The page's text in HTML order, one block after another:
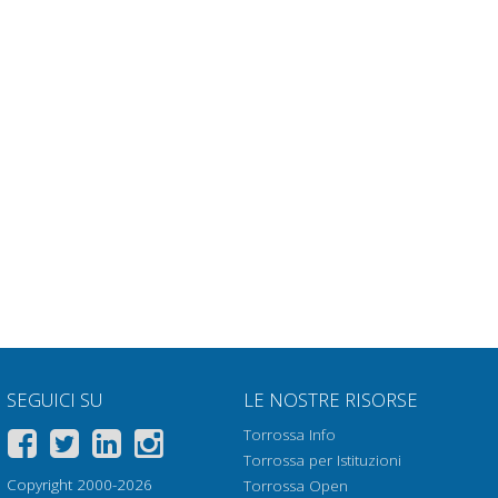
SEGUICI SU
Copyright 2000-2026
LE NOSTRE RISORSE
Torrossa Info
Torrossa per Istituzioni
Torrossa Open